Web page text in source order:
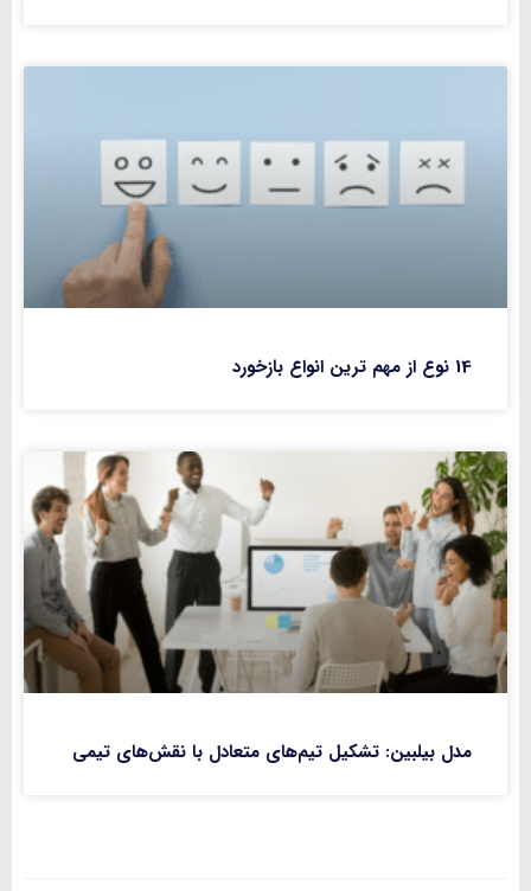
14 نوع از مهم ترین انواع بازخورد
مدل بیلبین: تشکیل تیم‌های متعادل با نقش‌های تیمی